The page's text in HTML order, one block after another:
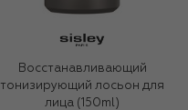
Восстанавливающий
тонизирующий лосьон для
лица (150ml)